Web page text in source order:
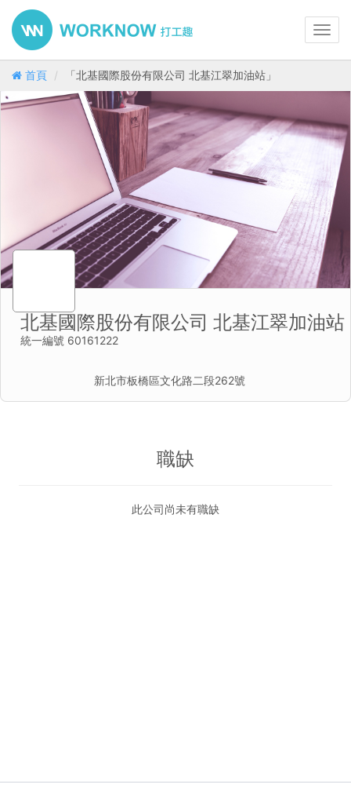
首頁 「北基國際股份有限公司 北基江翠加油站」
北基國際股份有限公司 北基江翠加油站
統一編號 60161222
新北市板橋區文化路二段262號
職缺
此公司尚未有職缺